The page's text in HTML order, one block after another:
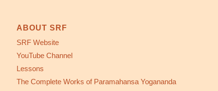
ABOUT SRF
SRF Website
YouTube Channel
Lessons
The Complete Works of Paramahansa Yogananda